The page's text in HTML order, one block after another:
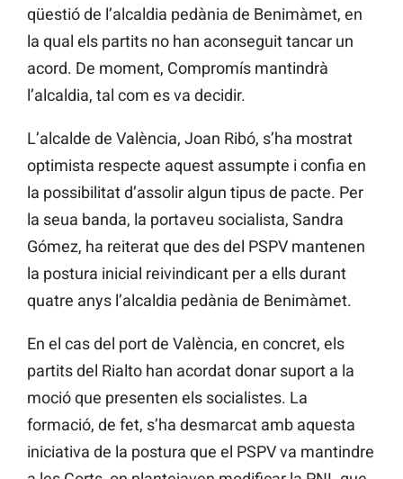
qüestió de l’alcaldia pedània de Benimàmet, en
la qual els partits no han aconseguit tancar un
acord. De moment, Compromís mantindrà
l’alcaldia, tal com es va decidir.
L’alcalde de València, Joan Ribó, s’ha mostrat
optimista respecte aquest assumpte i confia en
la possibilitat d’assolir algun tipus de pacte. Per
la seua banda, la portaveu socialista, Sandra
Gómez, ha reiterat que des del PSPV mantenen
la postura inicial reivindicant per a ells durant
quatre anys l’alcaldia pedània de Benimàmet.
En el cas del port de València, en concret, els
partits del Rialto han acordat donar suport a la
moció que presenten els socialistes. La
formació, de fet, s’ha desmarcat amb aquesta
iniciativa de la postura que el PSPV va mantindre